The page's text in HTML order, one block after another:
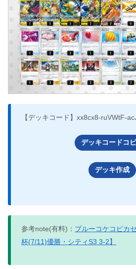
【デッキコード】xx8cx8-ruVWtF-
デッキコードコ
デッキ作成
参考note(有料)： ブルーコケコピカ
杯(7/11)優勝・シティS3 3-2】